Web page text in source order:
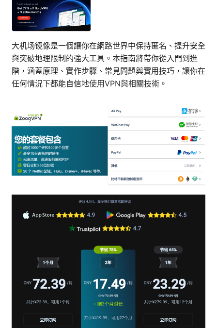
大机场镜像是一個讓你在網路世界中保持匿名、提升安全
與突破地理限制的強大工具。本指南將帶你從入門到進
階，涵蓋原理、實作步驟、常見問題與實用技巧，讓你在
任何情況下都能自信地使用VPN與相關技術。